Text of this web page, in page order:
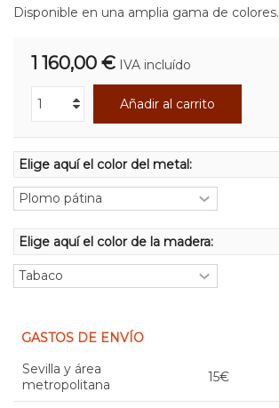
Disponible en una amplia gama de colores.
1 160,00 € IVA incluído
Añadir al carrito
Elige aquí el color del metal:
Elige aquí el color de la madera:
GASTOS DE ENVÍO
Sevilla y área
metropolitana
15€